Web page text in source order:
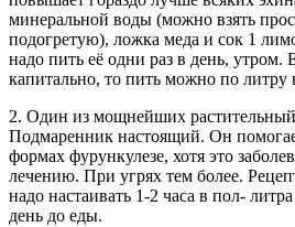
минеральной воды (можно взять
подогретую), ложка меда и сок 1
надо пить её одни раз в день, утром.
капитально, то пить можно по литру
2. Один из мощнейших
Подмаренник настоящий. Он
формах фурункулезе, хотя это
лечению. При угрях тем более.
надо настаивать 1-2 часа в пол-
день до еды.